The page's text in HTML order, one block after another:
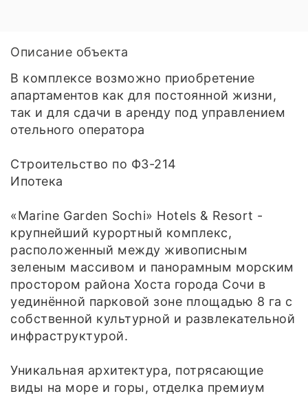
Описание объекта
В комплексе возможно приобретение
апартаментов как для постоянной жизни,
так и для сдачи в аренду под управлением
отельного оператора
Строительство по ФЗ-214
Ипотека
«Marine Garden Sochi» Hotels & Resort -
крупнейший курортный комплекс,
расположенный между живописным
зеленым массивом и панорамным морским
простором района Хоста города Сочи в
уединённой парковой зоне площадью 8 га с
собственной культурной и развлекательной
инфраструктурой.
Уникальная архитектура, потрясающие
виды на море и горы, отделка премиум